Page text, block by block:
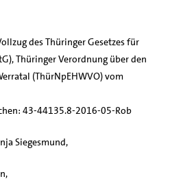
des Thüringer Gesetzes für
Thüringer Verordnung über den
(ThürNpEHWVO) vom
43-44135.8-2016-05-Rob
Siegesmund,